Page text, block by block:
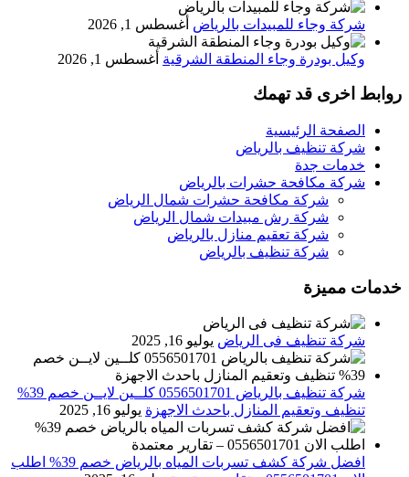
شركة وجاء للمبيدات بالرياض أغسطس 1, 2026
وكيل بودرة وجاء المنطقة الشرقية أغسطس 1, 2026
روابط اخرى قد تهمك
الصفحة الرئيسية
شركة تنظيف بالرياض
خدمات جدة
شركة مكافحة حشرات بالرياض
شركة مكافحة حشرات شمال الرياض
شركة رش مبيدات شمال الرياض
شركة تعقيم منازل بالرياض
شركة تنظيف بالرياض
خدمات مميزة
شركة تنظيف فى الرياض يوليو 16, 2025
شركة تنظيف بالرياض 0556501701 كلــين لايــن خصم 39%
تنظيف وتعقيم المنازل باحدث الاجهزة يوليو 16, 2025
افضل شركة كشف تسربات المياه بالرياض خصم 39% اطلب